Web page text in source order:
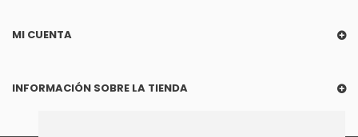
MI CUENTA
INFORMACIÓN SOBRE LA TIENDA